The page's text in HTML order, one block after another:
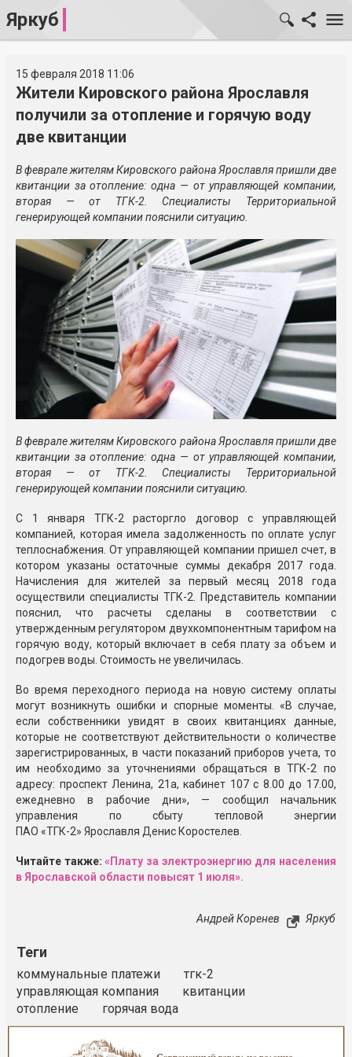
Яркуб
15 февраля 2018 11:06
Жители Кировского района Ярославля
получили за отопление и горячую воду
две квитанции
В феврале жителям Кировского района Ярославля пришли две
квитанции за отопление: одна — от управляющей компании,
вторая — от ТГК-2. Специалисты Территориальной
генерирующей компании пояснили ситуацию.
В феврале жителям Кировского района Ярославля пришли две
квитанции за отопление: одна — от управляющей компании,
вторая — от ТГК-2. Специалисты Территориальной
генерирующей компании пояснили ситуацию.
С 1 января ТГК-2расторгло договор с управляющей
компанией, которая имела задолженность по оплате услуг
теплоснабжения. От управляющей компании пришел счет, в
котором указаны остаточные суммы декабря 2017 года.
Начисления для жителей за первый месяц 2018 года
осуществили специалисты ТГК-2. Представитель компании
пояснил, что расчеты сделаны в соответствии с
утвержденным регулятором двухкомпонентным тарифом на
горячую воду, который включает в себя плату за объем и
подогрев воды. Стоимость не увеличилась.
Во время переходного периода на новую систему оплаты
могут возникнуть ошибки и спорные моменты. «В случае,
если собственники увидят в своих квитанциях данные,
которые не соответствуют действительности о количестве
зарегистрированных, в части показаний приборов учета, то
им необходимо за уточнениями обращаться вТГК-2 по
адресу: проспект Ленина, 21а, кабинет 107 с 8.00 до 17.00,
ежедневно в рабочие дни», — сообщил начальник
управления по сбыту тепловой энергии
ПАО «ТГК-2» Ярославля Денис Коростелев.
Читайте также: «Плату за электроэнергию для населения
в Ярославской области повысят 1 июля».
Андрей Коренев Яркуб
Теги
коммунальные платежи
тгк-2
управляющая компания
квитанции
отопление
горячая вода